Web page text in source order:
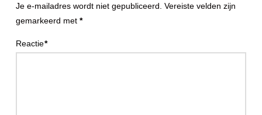
Je e-mailadres wordt niet gepubliceerd. Vereiste velden zijn
gemarkeerd met *
Reactie*